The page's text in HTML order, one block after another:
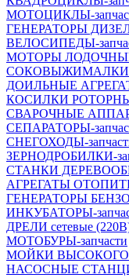
МОТОЦИКЛЫ-
ГЕНЕРАТОРЫ
ВЕЛОСИПЕДЫ-
МОТОРЫ ЛОДОЧНЫЕ-
СОКОВЫЖИМАЛКИ-
ДОИЛЬНЫЕ
КОСИЛКИ
СВАРОЧНЫЕ
СЕПАРАТОРЫ-
СНЕГОХОДЫ-
ЗЕРНОДРОБИЛКИ-
СТАНКИ
АГРЕГАТЫ
ГЕНЕРАТОРЫ БЕНЗО-
ИНКУБАТОРЫ-
ДРЕЛИ сетевые
МОТОБУРЫ-запчасти
МОЙКИ ВЫСОКОГО
НАСОСНЫЕ